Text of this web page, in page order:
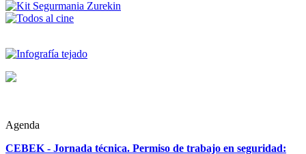
Agenda
CEBEK - Jornada técnica. Permiso de trabajo en seguridad: